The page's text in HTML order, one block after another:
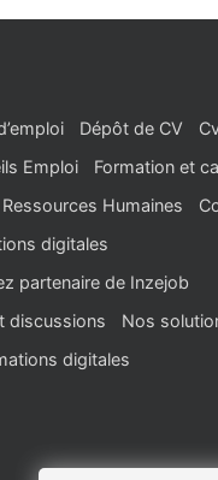
Dépôt de CV
Emploi
Formation et
Ressources Humaines
digitales
partenaire de Inzejob
discussions
Nos
digitales